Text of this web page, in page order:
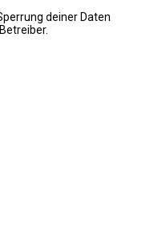
deiner Daten